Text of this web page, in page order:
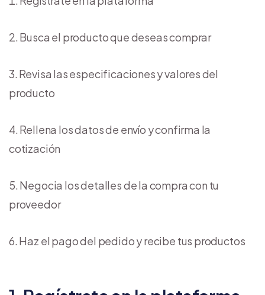
Busca el producto que deseas comprar
Revisa las especificaciones y valores del
producto
Rellena los datos de envío y confirma la
cotización
Negocia los detalles de la compra con tu
proveedor
Haz el pago del pedido y recibe tus productos